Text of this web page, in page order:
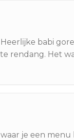
babi
rendang. Het
je een